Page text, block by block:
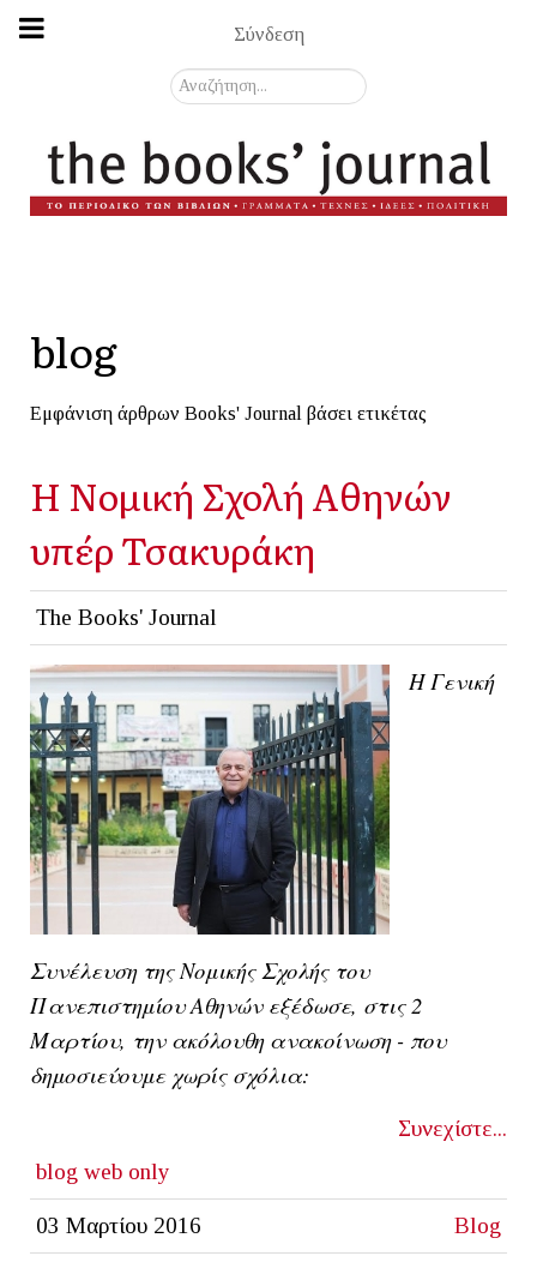
Σύνδεση
Αναζήτηση...
blog
Εμφάνιση άρθρων Books' Journal βάσει ετικέτας
Η Νομική Σχολή Αθηνών
υπέρ Τσακυράκη
The Books' Journal
Η Γενική
Συνέλευση της Νομικής Σχολής του
Πανεπιστημίου Αθηνών εξέδωσε, στις 2
Μαρτίου, την ακόλουθη ανακοίνωση - που
δημοσιεύουμε χωρίς σχόλια:
Συνεχίστε...
blog web only
03 Μαρτίου 2016 Blog